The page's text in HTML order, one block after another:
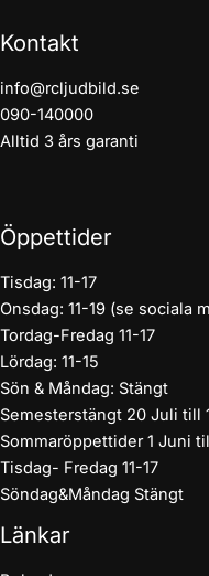
Kontakt
info@rcljudbild.se
090-140000
Alltid 3 års garanti
Öppettider
Tisdag: 11-17
Onsdag: 11-19 (se sociala
Tordag-Fredag 11-17
Lördag: 11-15
Sön & Måndag: Stängt
Semesterstängt 20 Juli till
Sommaröppettider 1 Juni
Tisdag- Fredag 11-17
Söndag&Måndag Stängt
Länkar